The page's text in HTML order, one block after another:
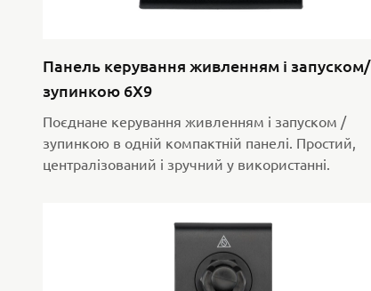
Панель керування живленням і запуском/
зупинкою 6X9
Поєднане керування живленням і запуском /
зупинкою в одній компактній панелі. Простий,
централізований і зручний у використанні.